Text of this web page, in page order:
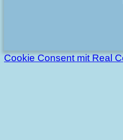
Cookie Consent mit Real